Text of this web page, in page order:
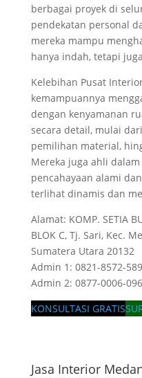
berbagai proyek di
pendekatan personal
mereka mampu
hanya indah, tetapi
Kelebihan Pusat
kemampuannya
dengan kenyamanan
secara detail, mulai
pemilihan material,
Mereka juga ahli
pencahayaan alami
terlihat dinamis dan
Alamat: KOMP. SETIA
BLOK C, Tj. Sari, Kec.
Sumatera Utara 20132
Admin 1: 0821-8572-
Admin 2: 0877-0006-
KONSULTASI GRATIS
Jasa Interior